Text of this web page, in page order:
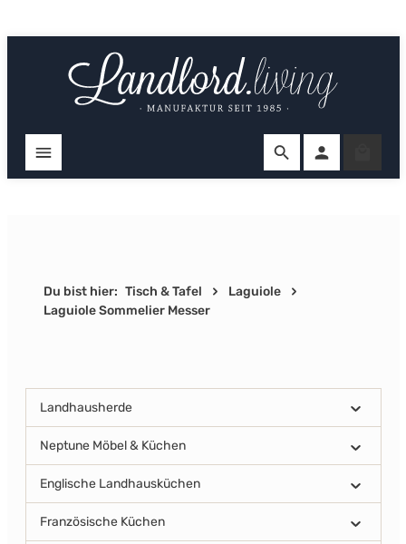
Du bist hier: Tisch & Tafel
Laguiole
Laguiole Sommelier Messer
Landhausherde
Neptune Möbel & Küchen
Englische Landhausküchen
Französische Küchen